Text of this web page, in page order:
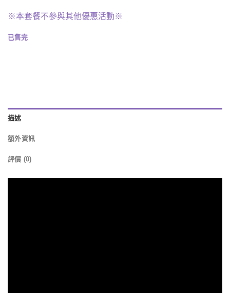
※本套餐不參與其他優惠活動※
已售完
描述
額外資訊
評價 (0)